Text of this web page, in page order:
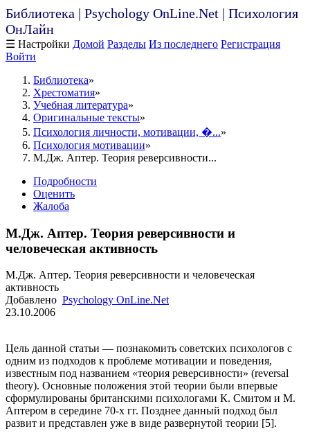
Библиотека | Psychology OnLine.Net | Психология
ОнЛайн
☰ Настройки Домой Разделы Из последнего Регистрация
Войти
Библиотека
Хрестоматия
Учебная литература
Оригинальные тексты
Психология личности, мотивации, �...
Психология мотивации
М.Дж. Аптер. Теория реверсивности...
Подробности
Оценить
Жалоба
М.Дж. Аптер. Теория реверсивности и
человеческая активность
М.Дж. Аптер. Теория реверсивности и человеческая
активность
Добавлено Psychology OnLine.Net
23.10.2006
Цель данной статьи — познакомить советских психологов с
одним из подходов к проблеме мотивации и поведения,
известным под названием «теория реверсивности» (reversal
theory). Основные положения этой теории были впервые
сформулированы британскими психологами К. Смитом и М.
Аптером в середине 70-х гг. Позднее данный подход был
развит и представлен уже в виде развернутой теории [5].